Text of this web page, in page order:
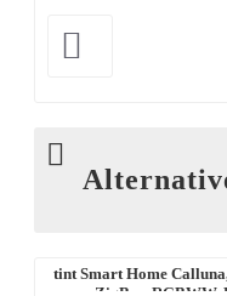
tint Smart Home